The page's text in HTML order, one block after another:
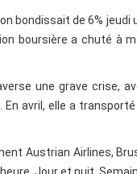
bondissait de 6% jeudi
boursière a chuté à
une grave crise,
avril, elle a
Austrian Airlines,